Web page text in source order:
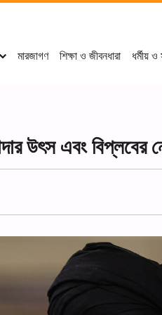
মারজাগণ শিক্ষা ও জীবনধারা ধর্মীয়
উৎস এবং